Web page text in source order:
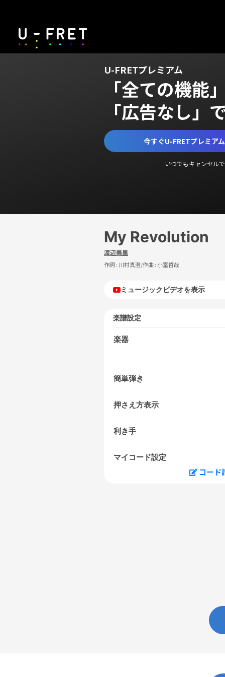
U-FRETプレミアム
「全ての機能
「広告なし」
今すぐU-FRETプレミア
いつでもキャンセル
My Revolution
渡辺美里
作詞 : 川村真澄/作曲 :小室哲哉
ミュージックビデオを表示
楽譜設定
楽器
簡単弾き
押さえ方表示
利き手
マイコード設定
コード